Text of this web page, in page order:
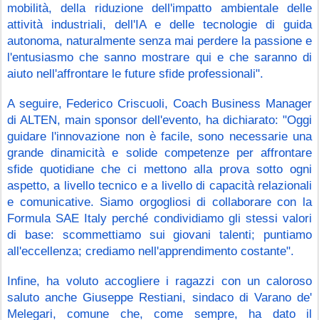
mobilità, della riduzione dell'impatto ambientale delle
attività industriali, dell'IA e delle tecnologie di guida
autonoma, naturalmente senza mai perdere la passione e
l'entusiasmo che sanno mostrare qui e che saranno di
aiuto nell'affrontare le future sfide professionali".
A seguire, Federico Criscuoli, Coach Business Manager
di ALTEN, main sponsor dell'evento, ha dichiarato: "Oggi
guidare l'innovazione non è facile, sono necessarie una
grande dinamicità e solide competenze per affrontare
sfide quotidiane che ci mettono alla prova sotto ogni
aspetto, a livello tecnico e a livello di capacità relazionali
e comunicative. Siamo orgogliosi di collaborare con la
Formula SAE Italy perché condividiamo gli stessi valori
di base: scommettiamo sui giovani talenti; puntiamo
all'eccellenza; crediamo nell'apprendimento costante".
Infine, ha voluto accogliere i ragazzi con un caloroso
saluto anche Giuseppe Restiani, sindaco di Varano de'
Melegari, comune che, come sempre, ha dato il